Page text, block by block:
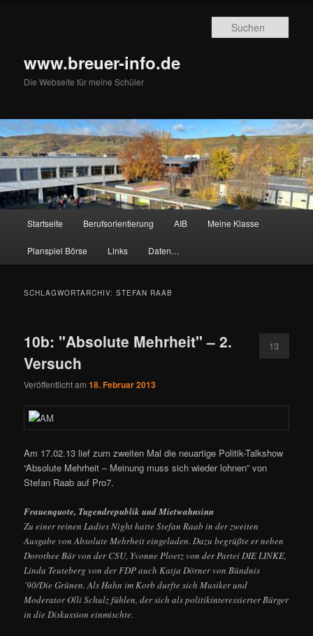
www.breuer-info.de
Die Webseite für meine Schüler
Startseite Berufsorientierung AIB Meine Klasse
Planspiel Börse Links Daten…
SCHLAGWORTARCHIV:STEFAN RAAB
10b: "Absolute Mehrheit" – 2.
Versuch
Veröffentlicht am18. Februar 2013
13
Am 17.02.13 lief zum zweiten Mal die neuartige Politik-Talkshow
“Absolute Mehrheit – Meinung muss sich wieder lohnen” von
Stefan Raab auf Pro7.
Frauenquote, Tugendrepublik und Mietwahnsinn
Zu einer reinen Ladies Night hatte Stefan Raab in der zweiten
Ausgabe von Absolute Mehrheit eingeladen. Dazu begrüßte er neben
Dorothee Bär von der CSU, Yvonne Ploetz von der Partei DIE LINKE,
Linda Teuteberg von der FDP auch Katja Dörner von Bündnis
’90/Die Grünen. Als Hahn im Korb durfte sich Musiker und
Moderator Olli Schulz fühlen, der sich als politikinteressierter Bürger
in die Diskussion einmischte.